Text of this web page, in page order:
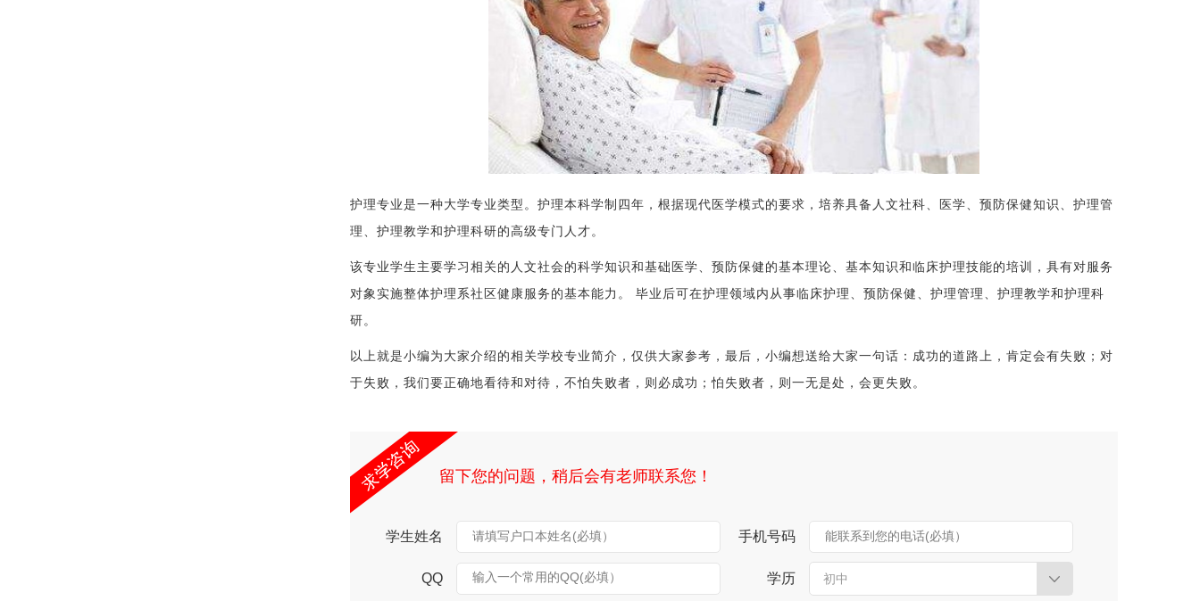
护理专业是一种大学专业类型。护理本科学制四年，根据现代医学模式的要求，培养具备人文社科、医学、预防保健知识、护理管
理、护理教学和护理科研的高级专门人才。
该专业学生主要学习相关的人文社会的科学知识和基础医学、预防保健的基本理论、基本知识和临床护理技能的培训，具有对服务
对象实施整体护理系社区健康服务的基本能力。 毕业后可在护理领域内从事临床护理、预防保健、护理管理、护理教学和护理科
研。
以上就是小编为大家介绍的相关学校专业简介，仅供大家参考，最后，小编想送给大家一句话：成功的道路上，肯定会有失败；对
于失败，我们要正确地看待和对待，不怕失败者，则必成功；怕失败者，则一无是处，会更失败。
留下您的问题，稍后会有老师联系您！
学生姓名 请填写户口本姓名(必填） 手机号码 能联系到您的电话(必填）
QQ 输入一个常用的QQ(必填） 学历 初中